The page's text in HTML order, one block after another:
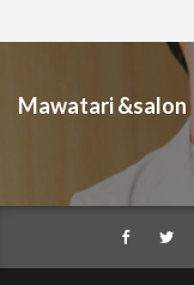
Mawatari &salon